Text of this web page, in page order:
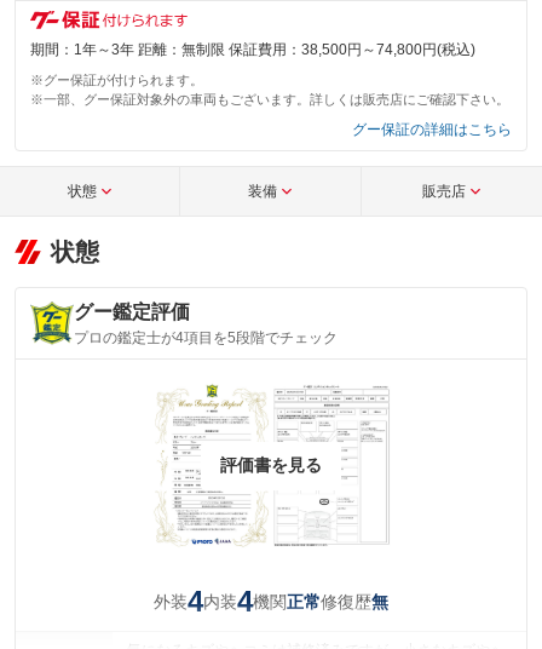
期間：1年～3年 距離：無制限 保証費用：38,500円～74,800円(税込)
※グー保証が付けられます。
※一部、グー保証対象外の車両もございます。詳しくは販売店にご確認下さい。
グー保証の詳細はこちら
状態 装備 販売店
状態
グー鑑定評価
プロの鑑定士が4項目を5段階でチェック
評価書を見る
外装4内装4機関正常修復歴無